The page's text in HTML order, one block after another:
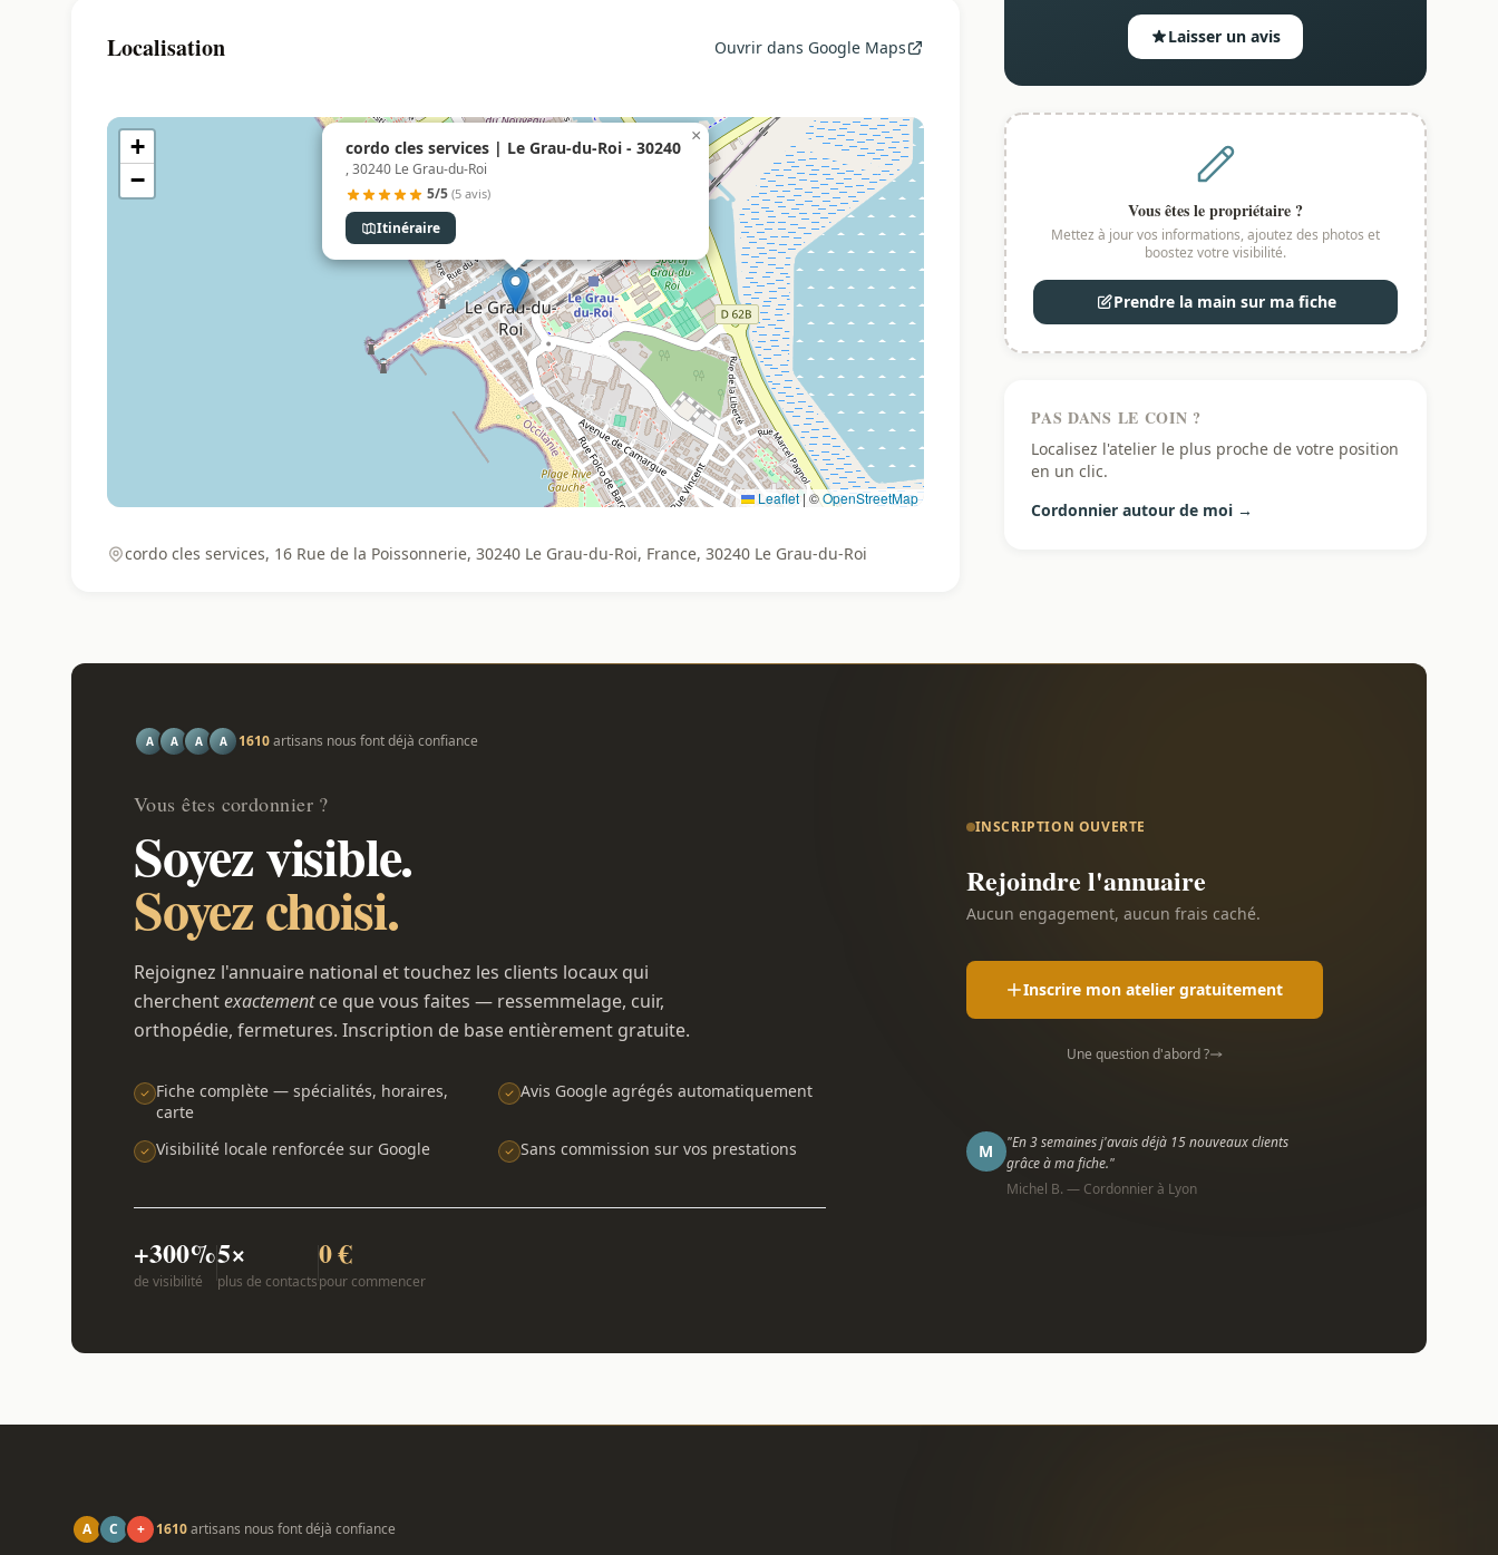
Localisation Ouvrir dans Google Maps
cordo cles services | Le Grau-du-Roi - 30240
, 30240 Le Grau-du-Roi
5/5 (5 avis)
Itinéraire
×
+
−
Leaflet| ©OpenStreetMap
cordo cles services, 16 Rue de la Poissonnerie, 30240 Le Grau-du-Roi, France, 30240 Le Grau-du-Roi
Laisser un avis
Vous êtes le propriétaire ?
Mettez à jour vos informations, ajoutez des photos et
boostez votre visibilité.
Prendre la main sur ma fiche
PAS DANS LE COIN ?
Localisez l'atelier le plus proche de votre position
en un clic.
Cordonnier autour de moi →
A A A A 1610artisans nous font déjà confiance
Vous êtes cordonnier ?
Soyez visible.
Soyez choisi.
Rejoignez l'annuaire national et touchez les clients locaux qui
cherchentexactementce que vous faites — ressemmelage, cuir,
orthopédie, fermetures. Inscription de base entièrement gratuite.
Fiche complète — spécialités, horaires,
carte
Avis Google agrégés automatiquement
Visibilité locale renforcée sur Google Sans commission sur vos prestations
+300%
de visibilité
5×
plus de contacts
0 €
pour commencer
INSCRIPTION OUVERTE
Rejoindre l'annuaire
Aucun engagement, aucun frais caché.
Inscrire mon atelier gratuitement
Une question d'abord ?
M
"En 3 semaines j'avais déjà 15 nouveaux clients
grâce à ma fiche."
Michel B. — Cordonnier à Lyon
A C + 1610artisans nous font déjà confiance